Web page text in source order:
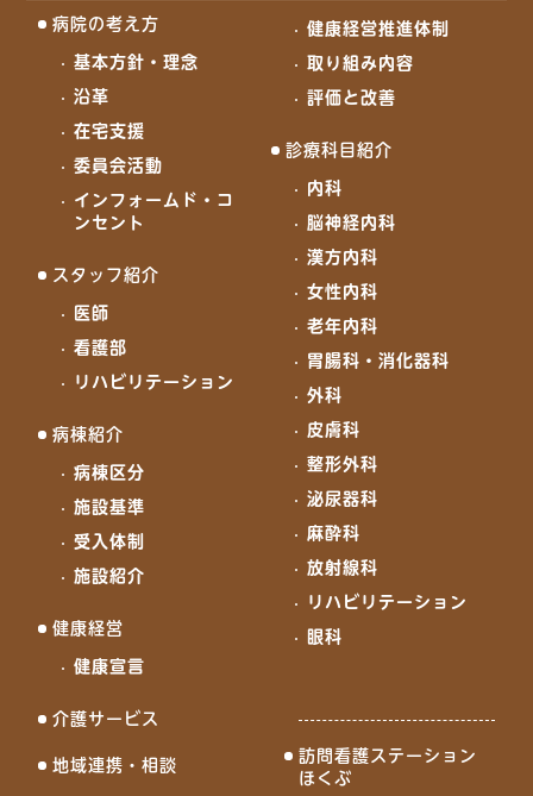
病院の考え方
基本方針・理念
沿革
在宅支援
委員会活動
インフォームド・コ
ンセント
スタッフ紹介
医師
看護部
リハビリテーション
病棟紹介
病棟区分
施設基準
受入体制
施設紹介
健康経営
健康宣言
健康経営推進体制
取り組み内容
評価と改善
診療科目紹介
内科
脳神経内科
漢方内科
女性内科
老年内科
胃腸科・消化器科
外科
皮膚科
整形外科
泌尿器科
麻酔科
放射線科
リハビリテーション
眼科
介護サービス
地域連携・相談
訪問看護ステーション
ほくぶ